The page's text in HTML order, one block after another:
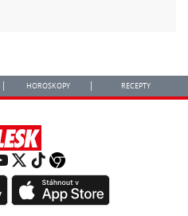
HOROSKOPY RECEPTY